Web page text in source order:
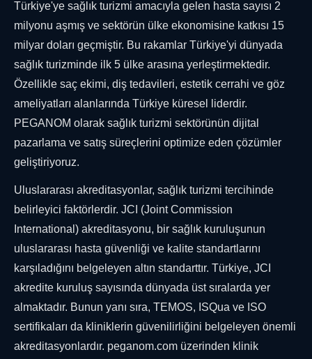
Türkiye'ye sağlık turizmi amacıyla gelen hasta sayısı 2
milyonu aşmış ve sektörün ülke ekonomisine katkısı 15
milyar doları geçmiştir. Bu rakamlar Türkiye'yi dünyada
sağlık turizminde ilk 5 ülke arasına yerleştirmektedir.
Özellikle saç ekimi, diş tedavileri, estetik cerrahi ve göz
ameliyatları alanlarında Türkiye küresel liderdir.
PEGANOM olarak sağlık turizmi sektörünün dijital
pazarlama ve satış süreçlerini optimize eden çözümler
geliştiriyoruz.
Uluslararası akreditasyonlar, sağlık turizmi tercihinde
belirleyici faktörlerdir. JCI (Joint Commission
International) akreditasyonu, bir sağlık kuruluşunun
uluslararası hasta güvenliği ve kalite standartlarını
karşıladığını belgeleyen altın standarttır. Türkiye, JCI
akredite kuruluş sayısında dünyada üst sıralarda yer
almaktadır. Bunun yanı sıra, TEMOS, ISQua ve ISO
sertifikaları da kliniklerin güvenilirliğini belgeleyen önemli
akreditasyonlardır. peganom.com üzerinden klinik